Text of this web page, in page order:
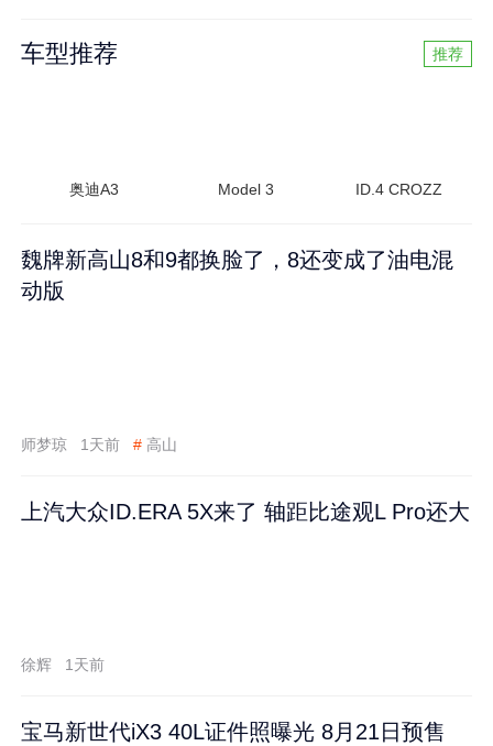
车型推荐 推荐
奥迪A3 Model 3 ID.4 CROZZ
魏牌新高山8和9都换脸了，8还变成了油电混
动版
师梦琼 1天前 # 高山
上汽大众ID.ERA 5X来了 轴距比途观L Pro还大
徐辉 1天前
宝马新世代iX3 40L证件照曝光 8月21日预售